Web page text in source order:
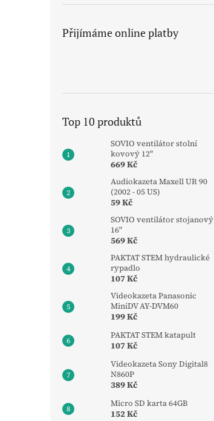
Přijímáme online platby
Top 10 produktů
SOVIO ventilátor stolní
kovový 12"
669 Kč
Audiokazeta Maxell UR 90
(2002 - 05 US)
59 Kč
SOVIO ventilátor stojanový
16"
569 Kč
PAKTAT STEM hydraulické
rypadlo
107 Kč
Videokazeta Panasonic
MiniDV AY-DVM60
199 Kč
PAKTAT STEM katapult
107 Kč
Videokazeta Sony Digital8
N860P
389 Kč
Micro SD karta 64GB
152 Kč